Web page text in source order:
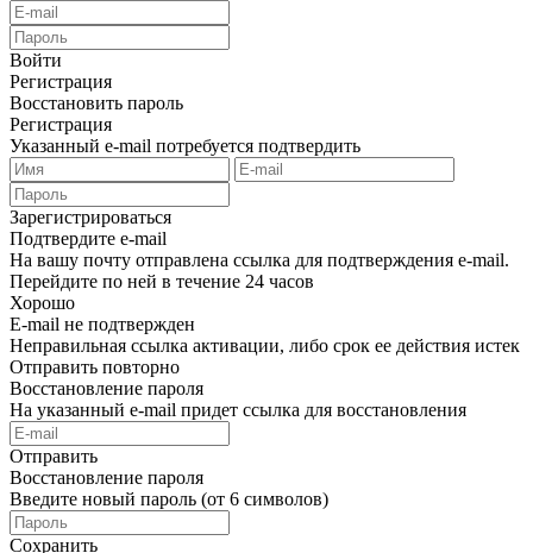
Войти
Регистрация
Восстановить пароль
Регистрация
Указанный e-mail потребуется подтвердить
Зарегистрироваться
Подтвердите e-mail
На вашу почту отправлена ссылка для подтверждения e-mail.
Перейдите по ней в течение 24 часов
Хорошо
E-mail не подтвержден
Неправильная ссылка активации, либо срок ее действия истек
Отправить повторно
Восстановление пароля
На указанный e-mail придет ссылка для восстановления
Отправить
Восстановление пароля
Введите новый пароль (от 6 символов)
Сохранить